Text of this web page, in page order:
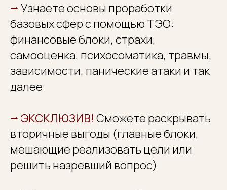
⭢ Узнаете основы проработки
базовых сфер с помощью ТЭО:
финансовые блоки, страхи,
самооценка, психосоматика, травмы,
зависимости, панические атаки и так
далее
⭢ ЭКСКЛЮЗИВ! Сможете раскрывать
вторичные выгоды (главные блоки,
мешающие реализовать цели или
решить назревший вопрос)
ВИДЕОЗАПИСЬ
ЖИВОЙ СЕССИИ
ТЭО С КЛИЕНТОМ
(23 МИНУТЫ)